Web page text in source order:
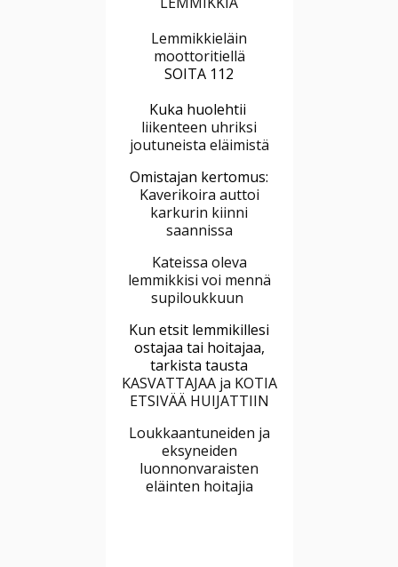
Lemmikkieläin
moottoritiellä
SOITA 112
Kuka huolehtii
liikenteen uhriksi
joutuneista eläimistä
Omistajan kertomus:
Kaverikoira auttoi
karkurin kiinni
saannissa
Kateissa oleva
lemmikkisi voi mennä
supiloukkuun
Kun etsit lemmikillesi
ostajaa tai hoitajaa,
tarkista tausta
KASVATTAJAA ja KOTIA
ETSIVÄÄ HUIJATTIIN
Loukkaantuneiden ja
eksyneiden
luonnonvaraisten
eläinten hoitajia